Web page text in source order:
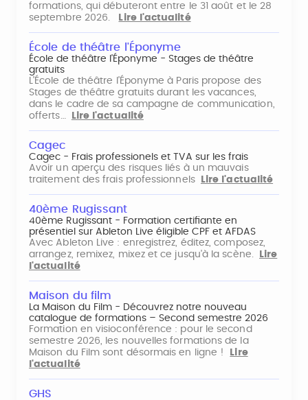
formations, qui débuteront entre le 31 août et le 28
septembre 2026.
Lire l'actualité
École de théâtre l'Éponyme
École de théâtre l'Éponyme - Stages de théâtre
gratuits
L'École de théâtre l'Éponyme à Paris propose des
Stages de théâtre gratuits durant les vacances,
dans le cadre de sa campagne de communication,
offerts…
Lire l'actualité
Cagec
Cagec - Frais professionels et TVA sur les frais
Avoir un aperçu des risques liés à un mauvais
traitement des frais professionnels
Lire l'actualité
40ème Rugissant
40ème Rugissant - Formation certifiante en
présentiel sur Ableton Live éligible CPF et AFDAS
Avec Ableton Live : enregistrez, éditez, composez,
arrangez, remixez, mixez et ce jusqu'à la scène.
Lire
l'actualité
Maison du film
La Maison du Film - Découvrez notre nouveau
catalogue de formations – Second semestre 2026
Formation en visioconférence : pour le second
semestre 2026, les nouvelles formations de la
Maison du Film sont désormais en ligne !
Lire
l'actualité
GHS